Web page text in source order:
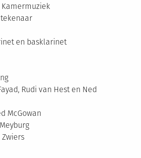
en basklarinet
Rudi van Hest en Ned
McGowan